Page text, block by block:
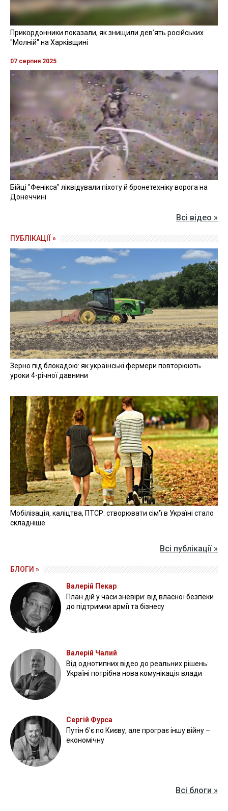
Прикордонники показали, як знищили девʼять російських
"Молній" на Харківщині
07 серпня 2025
Бійці "Фенікса" ліквідували піхоту й бронетехніку ворога на
Донеччині
Всі відео »
ПУБЛІКАЦІЇ »
Зерно під блокадою: як українські фермери повторюють
уроки 4-річної давнини
Мобілізація, каліцтва, ПТСР: створювати сім'ї в Україні стало
складніше
Всі публікації »
БЛОГИ »
Валерій Пекар
План дій у часи зневіри: від власної безпеки
до підтримки армії та бізнесу
Валерій Чалий
Від однотипних відео до реальних рішень:
Україні потрібна нова комунікація влади
Сергій Фурса
Путін б'є по Києву, але програє іншу війну –
економічну
Всі блоги »